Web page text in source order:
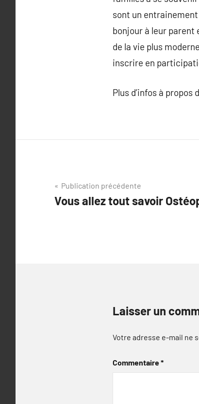
sont un
bonjour à leur parent
de la vie plus
inscrire en
Plus d’infos à propos
Navigation
de
Publication précédente
Vous allez tout savoir
Laisser un
Votre adresse e-mail ne
Commentaire*